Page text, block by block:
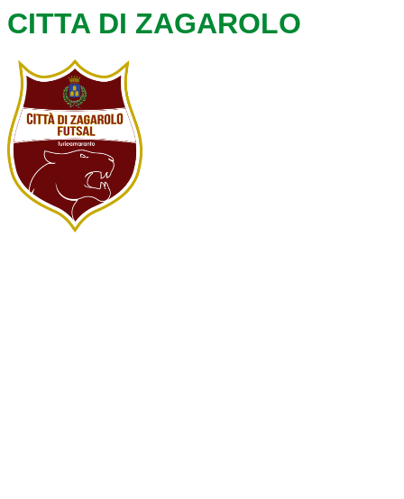
CITTA DI ZAGAROLO